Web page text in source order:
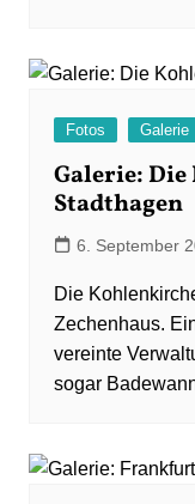
Fotos Galerie
Galerie:
Stadthagen
6. September
Die
Zechenhaus.
vereinte
sogar